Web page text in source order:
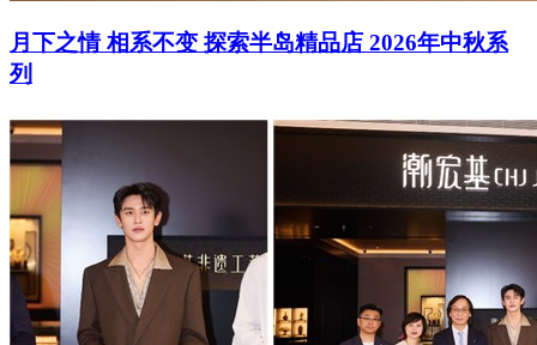
月下之情 相系不变 探索半岛精品店 2026年中秋系
列